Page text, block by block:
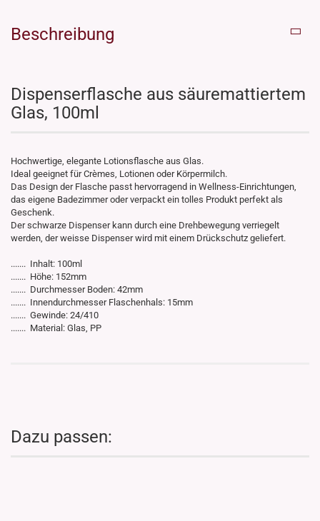
Beschreibung
Dispenserflasche aus säuremattiertem
Glas, 100ml
Hochwertige, elegante Lotionsflasche aus Glas.
Ideal geeignet für Crèmes, Lotionen oder Körpermilch.
Das Design der Flasche passt hervorragend in Wellness-Einrichtungen,
das eigene Badezimmer oder verpackt ein tolles Produkt perfekt als
Geschenk.
Der schwarze Dispenser kann durch eine Drehbewegung verriegelt
werden, der weisse Dispenser wird mit einem Drückschutz geliefert.
....... Inhalt: 100ml
....... Höhe: 152mm
​....... Durchmesser Boden: 42mm
....... Innendurchmesser Flaschenhals: 15mm
....... Gewinde: 24/410
....... Material: Glas, PP
Dazu passen: